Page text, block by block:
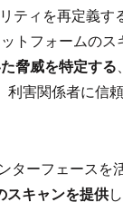
ティを再定義す
トフォームのス
脅威を特定する
害関係者に信
ーフェースを活
スキャンを提供